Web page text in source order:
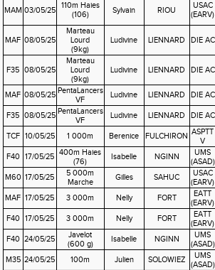
MAM 03/05/25
110m Haies
(106)
Sylvain RIOU
USAC
(EARV)
MAF 08/05/25
Marteau
Lourd
(9kg)
Ludivine LIENNARD DIE AC
F35 08/05/25
Marteau
Lourd
(9kg)
Ludivine LIENNARD DIE AC
MAF 08/05/25 PentaLancers
VF
Ludivine LIENNARD DIE AC
F35 08/05/25 PentaLancers
VF
Ludivine LIENNARD DIE AC
TCF 10/05/25 1 000m Berenice FULCHIRON ASPTT
V
F40 17/05/25 400m Haies
(76)
Isabelle NGINN
UMS
(ASAD)
M60 17/05/25
5 000m
Marche
Gilles SAHUC
USAC
(EARV)
MAF 17/05/25 3 000m Nelly FORT
EATT
(EARV)
F40 17/05/25 3 000m Nelly FORT
EATT
(EARV)
F40 24/05/25
Javelot
(600 g)
Isabelle NGINN
UMS
(ASAD)
M35 24/05/25 100m Julien SOLOWIEZ
UMS
(ASAD)